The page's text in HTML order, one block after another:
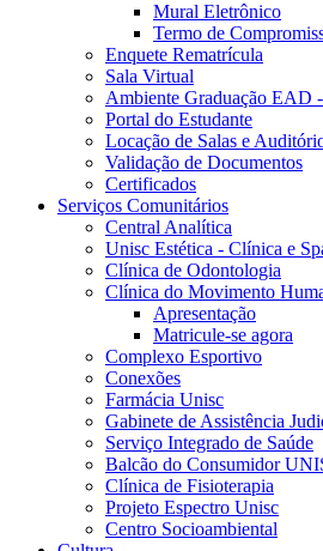
Mural Eletrônico
Termo de
Enquete Rematrícula
Sala Virtual
Ambiente Graduação EAD
Portal do Estudante
Locação de Salas e
Validação de Documentos
Certificados
Serviços Comunitários
Central Analítica
Unisc Estética - Clínica e
Clínica de Odontologia
Clínica do Movimento
Apresentação
Matricule-se agora
Complexo Esportivo
Conexões
Farmácia Unisc
Gabinete de Assistência
Serviço Integrado de Saúde
Balcão do Consumidor
Clínica de Fisioterapia
Projeto Espectro Unisc
Centro Socioambiental